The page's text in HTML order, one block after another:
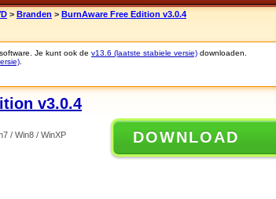
> Branden > BurnAware Free Edition v3.0.4
Je kunt ook de v13.6 (laatste stabiele versie) downloaden.
v3.0.4
/ Win8 / WinXP
DOWNLOAD